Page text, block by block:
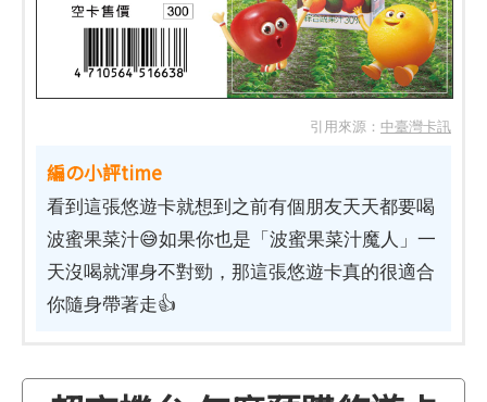
引用來源： 中臺灣卡訊
編の小評time
看到這張悠遊卡就想到之前有個朋友天天都要喝
波蜜果菜汁😅如果你也是「波蜜果菜汁魔人」一
天沒喝就渾身不對勁，那這張悠遊卡真的很適合
你隨身帶著走👍